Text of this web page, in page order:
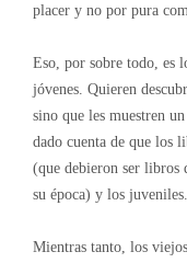
placer y no por pura
Eso, por sobre todo, es
jóvenes. Quieren
sino que les muestren
dado cuenta de que los
(que debieron ser libros
su época) y los juveniles.
Mientras tanto, los